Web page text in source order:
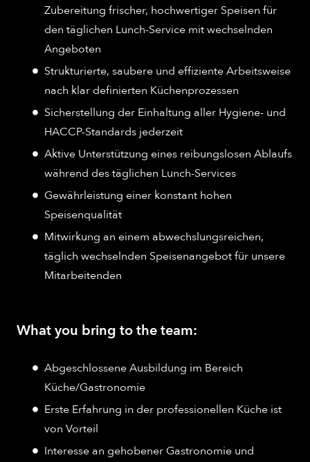
Zubereitung frischer, hochwertiger Speisen für
den täglichen Lunch-Service mit wechselnden
Angeboten
Strukturierte, saubere und effiziente Arbeitsweise
nach klar definierten Küchenprozessen
Sicherstellung der Einhaltung aller Hygiene- und
HACCP-Standards jederzeit
Aktive Unterstützung eines reibungslosen Ablaufs
während des täglichen Lunch-Services
Gewährleistung einer konstant hohen
Speisenqualität
Mitwirkung an einem abwechslungsreichen,
täglich wechselnden Speisenangebot für unsere
Mitarbeitenden
What you bring to the team:
Abgeschlossene Ausbildung im Bereich
Küche/Gastronomie
Erste Erfahrung in der professionellen Küche ist
von Vorteil
Interesse an gehobener Gastronomie und